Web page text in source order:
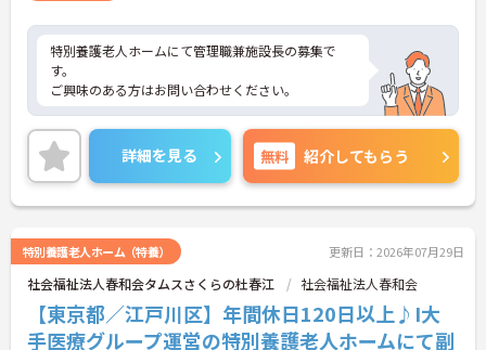
特別養護老人ホームにて管理職兼施設長の募集で
す。
ご興味のある方はお問い合わせください。
詳細を見る 無料 紹介してもらう
特別養護老人ホーム（特養） 更新日：2026年07月29日
社会福祉法人春和会タムスさくらの杜春江 社会福祉法人春和会
【東京都／江戸川区】年間休日120日以上♪I大
手医療グループ運営の特別養護老人ホームにて副